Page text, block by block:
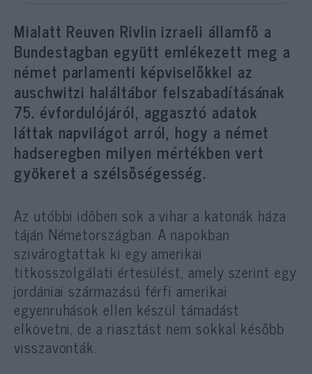
Mialatt Reuven Rivlin izraeli államfő a
Bundestagban együtt emlékezett meg a
német parlamenti képviselőkkel az
auschwitzi haláltábor felszabadításának
75. évfordulójáról, aggasztó adatok
láttak napvilágot arról, hogy a német
hadseregben milyen mértékben vert
gyökeret a szélsőségesség.
Az utóbbi időben sok a vihar a katonák háza
táján Németországban. A napokban
szivárogtattak ki egy amerikai
titkosszolgálati értesülést, amely szerint egy
jordániai származású férfi amerikai
egyenruhások ellen készül támadást
elkövetni, de a riasztást nem sokkal később
visszavonták.